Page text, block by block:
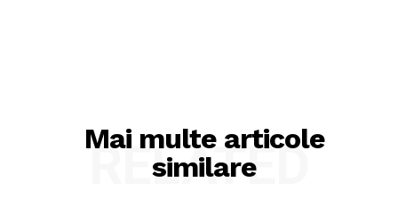
Mai multe articole
similare
RELATED